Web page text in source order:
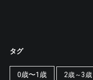
タグ
0歳〜1歳 2歳～3歳